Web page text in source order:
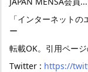
「インターネット
ー
転載OK。引用ページ
Twitter : https://